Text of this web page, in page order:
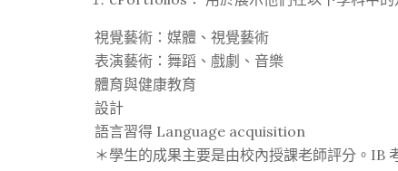
視覺藝術：媒體、視覺藝術
表演藝術：舞蹈、戲劇、音樂
體育與健康教育
設計
語言習得 Language acquisition
＊學生的成果主要是由校內授課老師評分。IB